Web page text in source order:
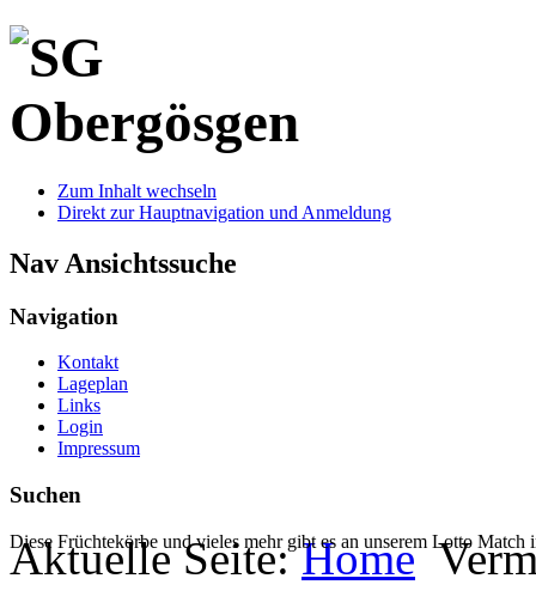
Zum Inhalt wechseln
Direkt zur Hauptnavigation und Anmeldung
Nav Ansichtssuche
Navigation
Kontakt
Lageplan
Links
Login
Impressum
Suchen
Diese Früchtekörbe und vieles mehr gibt es an unserem Lotto Match
Aktuelle Seite:Home